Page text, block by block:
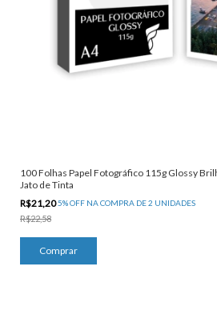
100 Folhas Papel Fotográfico 115g Glossy
Jato de Tinta
R$21,205% OFF NA COMPRA DE 2 UNIDADES
R$22,58